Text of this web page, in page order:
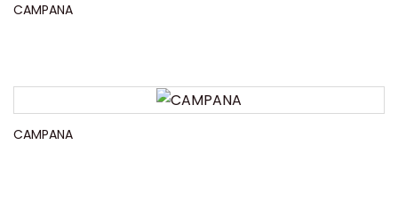
CAMPANA
CAMPANA